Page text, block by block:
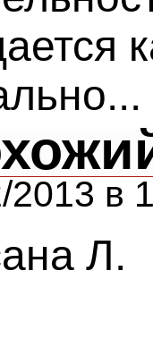
2013 в
Л.